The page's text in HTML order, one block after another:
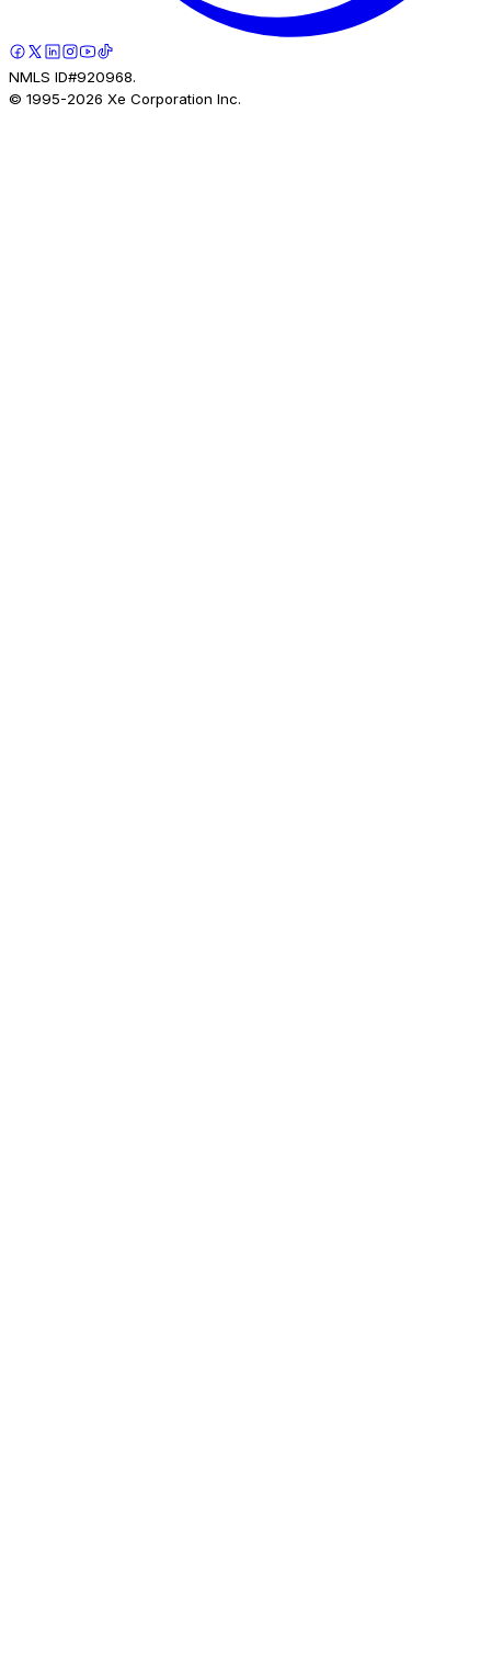
NMLS ID#920968.
© 1995-2026 Xe Corporation Inc.